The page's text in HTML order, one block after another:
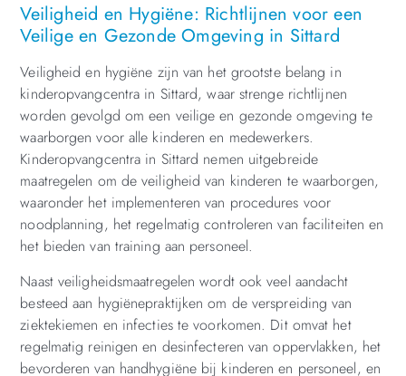
Veiligheid en Hygiëne: Richtlijnen voor een
Veilige en Gezonde Omgeving in Sittard
Veiligheid en hygiëne zijn van het grootste belang in
kinderopvangcentra in Sittard, waar strenge richtlijnen
worden gevolgd om een veilige en gezonde omgeving te
waarborgen voor alle kinderen en medewerkers.
Kinderopvangcentra in Sittard nemen uitgebreide
maatregelen om de veiligheid van kinderen te waarborgen,
waaronder het implementeren van procedures voor
noodplanning, het regelmatig controleren van faciliteiten en
het bieden van training aan personeel.
Naast veiligheidsmaatregelen wordt ook veel aandacht
besteed aan hygiënepraktijken om de verspreiding van
ziektekiemen en infecties te voorkomen. Dit omvat het
regelmatig reinigen en desinfecteren van oppervlakken, het
bevorderen van handhygiëne bij kinderen en personeel, en